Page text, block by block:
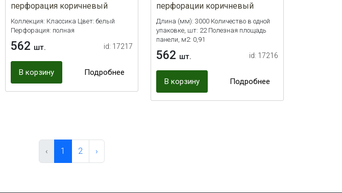
перфорация коричневый
Коллекция: Классика Цвет: белый
Перфорация: полная
562 шт. id: 17217
В корзину Подробнее
перфорации коричневый
Длина (мм): 3000 Количество в одной
упаковке, шт: 22 Полезная площадь
панели, м2: 0,91
562 шт. id: 17216
В корзину Подробнее
‹ 1 2 ›